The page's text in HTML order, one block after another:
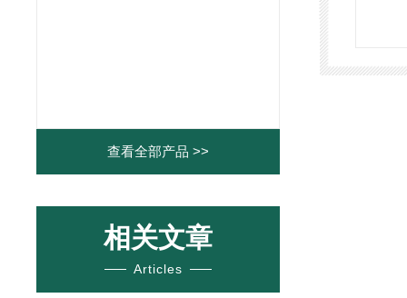
查看全部产品 >>
相关文章
Articles